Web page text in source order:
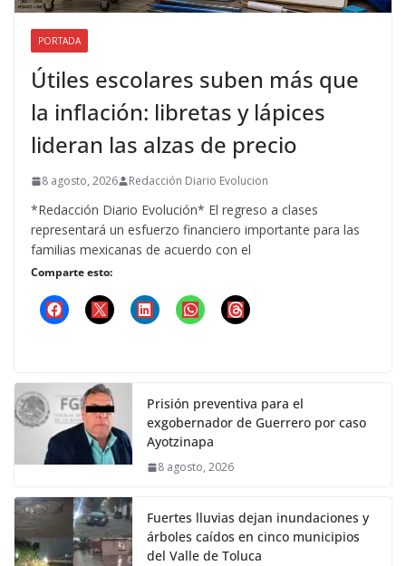
PORTADA
Útiles escolares suben más que
la inflación: libretas y lápices
lideran las alzas de precio
8 agosto, 2026 Redacción Diario Evolucion
*Redacción Diario Evolución* El regreso a clases
representará un esfuerzo financiero importante para las
familias mexicanas de acuerdo con el
Comparte esto:
Prisión preventiva para el
exgobernador de Guerrero por caso
Ayotzinapa
8 agosto, 2026
Fuertes lluvias dejan inundaciones y
árboles caídos en cinco municipios
del Valle de Toluca